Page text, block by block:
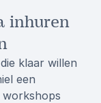
inhuren
klaar willen
een
workshops